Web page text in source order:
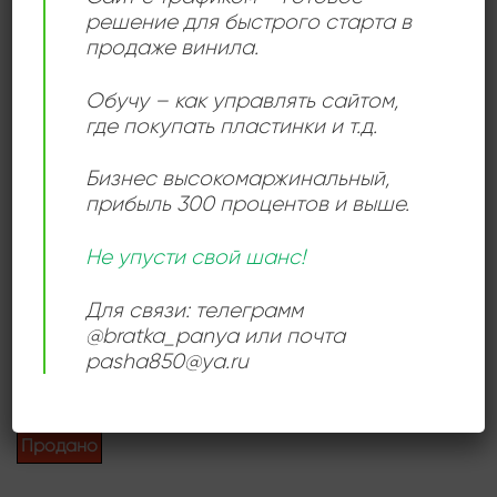
февраля 1979 года в Праге (бывшая Чехословакия).
Add to
wishlist
Luděk Hulan – Milá
Společnost
1440,00₽
Продано
решение для быстрого старта в
продаже винила.
Обучу – как управлять сайтом,
где покупать пластинки и т.д.
Бизнес высокомаржинальный,
прибыль 300 процентов и выше.
Не упусти свой шанс!
Для связи: телеграмм
@bratka_panya или почта
pasha850@ya.ru